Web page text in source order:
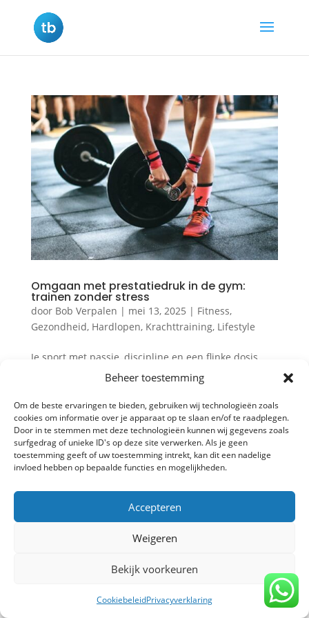
Beheer toestemming
Om de beste ervaringen te bieden, gebruiken wij technologieën zoals
cookies om informatie over je apparaat op te slaan en/of te raadplegen.
Door in te stemmen met deze technologieën kunnen wij gegevens zoals
surfgedrag of unieke ID's op deze site verwerken. Als je geen
toestemming geeft of uw toestemming intrekt, kan dit een nadelige
invloed hebben op bepaalde functies en mogelijkheden.
Accepteren
Weigeren
Bekijk voorkeuren
CookiebeleidPrivacyverklaring
Omgaan met prestatiedruk in de gym:
trainen zonder stress
door Bob Verpalen | mei 13, 2025 | Fitness,
Gezondheid, Hardlopen, Krachttraining, Lifestyle
Je sport met passie, discipline en een flinke dosis
doorzettingsvermogen. Maar ineens merk je dat de
drive om te verbeteren omslaat in frustratie. Je bent
teleurgesteld als je workout niet perfect was. Je voelt
je schuldig als je een training overslaat. En als je
even...
Privacy verklaring-Algemene voorwaarden-
Copyright TrainBeter 2025 |Website design by
BeatsbySV